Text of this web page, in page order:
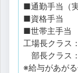
■通勤手当（
■資格手当
■世帯主手当
工場長クラス
部長クラス
※給与があが